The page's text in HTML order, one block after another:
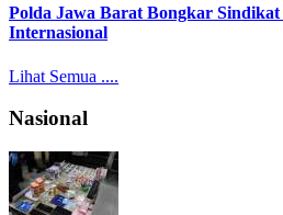
Polda Jawa Barat Bongkar
Internasional
Lihat Semua ....
Nasional